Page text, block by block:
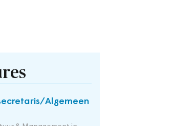
Algemeen